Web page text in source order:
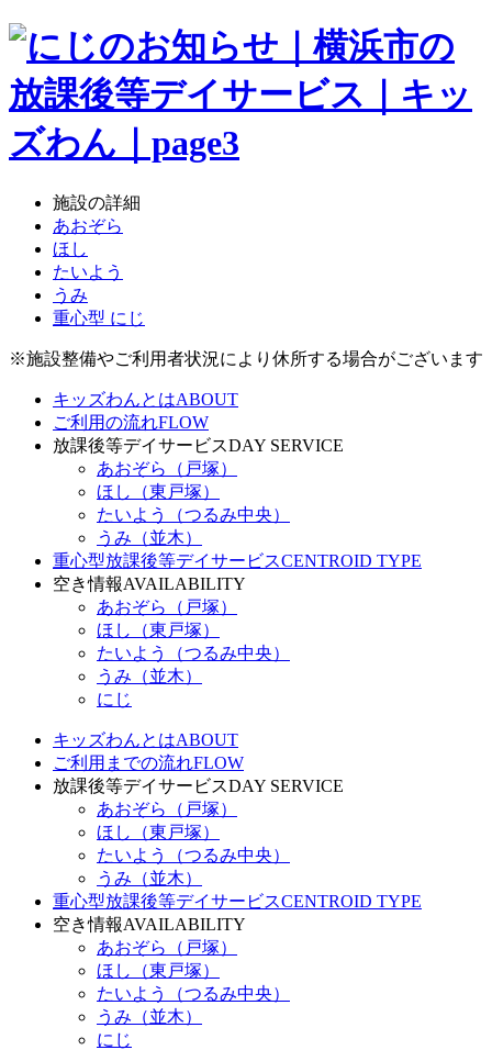
施設の詳細
あおぞら
ほし
たいよう
うみ
重心型 にじ
※施設整備やご利用者状況により休所する場合がございます
キッズわんとはABOUT
ご利用の流れFLOW
放課後等デイサービスDAY SERVICE
あおぞら（戸塚）
ほし（東戸塚）
たいよう（つるみ中央）
うみ（並木）
重心型放課後等デイサービスCENTROID TYPE
空き情報AVAILABILITY
あおぞら（戸塚）
ほし（東戸塚）
たいよう（つるみ中央）
うみ（並木）
にじ
キッズわんとはABOUT
ご利用までの流れFLOW
放課後等デイサービスDAY SERVICE
あおぞら（戸塚）
ほし（東戸塚）
たいよう（つるみ中央）
うみ（並木）
重心型放課後等デイサービスCENTROID TYPE
空き情報AVAILABILITY
あおぞら（戸塚）
ほし（東戸塚）
たいよう（つるみ中央）
うみ（並木）
にじ